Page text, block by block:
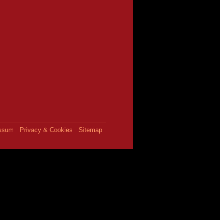
Privacy & Cookies Sitemap